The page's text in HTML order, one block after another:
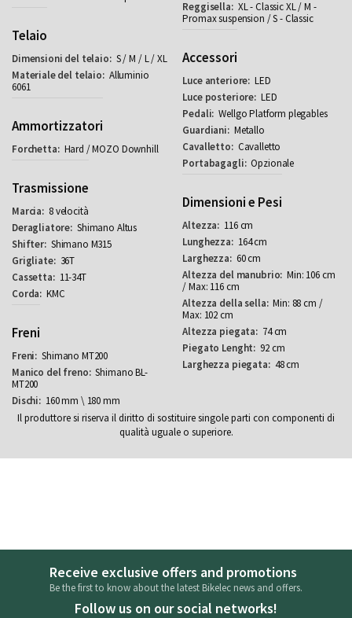
Telaio
S / M / L / XL
Alluminio
6061
Ammortizzatori
Hard / MOZO Downhill
Trasmissione
8 velocità
Shimano Altus
Shimano M315
36T
11-34T
KMC
Freni
Shimano MT200
Shimano BL-
MT200
160 mm \ 180 mm
XL - Classic XL / M -
Promax suspension / S - Classic
Accessori
LED
LED
Wellgo Platform plegables
Metallo
Cavalletto
Opzionale
Dimensioni e Pesi
116 cm
164 cm
60 cm
Min: 106 cm
/ Max: 116 cm
Min: 88 cm /
Max: 102 cm
74 cm
92 cm
48 cm
Il produttore si riserva il diritto di sostituire singole parti con componenti di
qualità uguale o superiore.
Receive exclusive offers and promotions
Be the first to know about the latest Bikelec news and offers.
Follow us on our social networks!